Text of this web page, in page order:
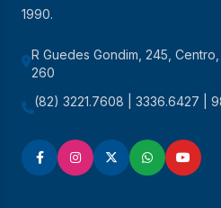
1990.
R Guedes Gondim, 245,
260
(82) 3221.7608 | 3336.6427 |